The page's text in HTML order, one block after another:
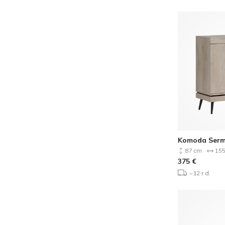
Komoda
87 cm
375 €
~12 r.d.